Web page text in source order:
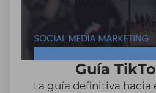
Guía
La guía definitiva hacia